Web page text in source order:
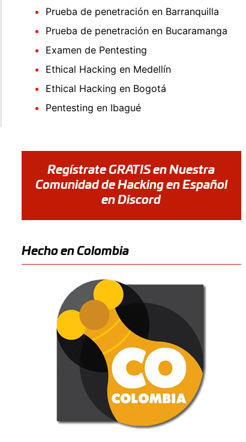
Prueba de penetración en Barranquilla
Prueba de penetración en Bucaramanga
Examen de Pentesting
Ethical Hacking en Medellín
Ethical Hacking en Bogotá
Pentesting en Ibagué
Regístrate GRATIS en Nuestra
Comunidad de Hacking en Español
en Discord
Hecho en Colombia